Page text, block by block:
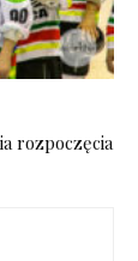
rozpoczęcia